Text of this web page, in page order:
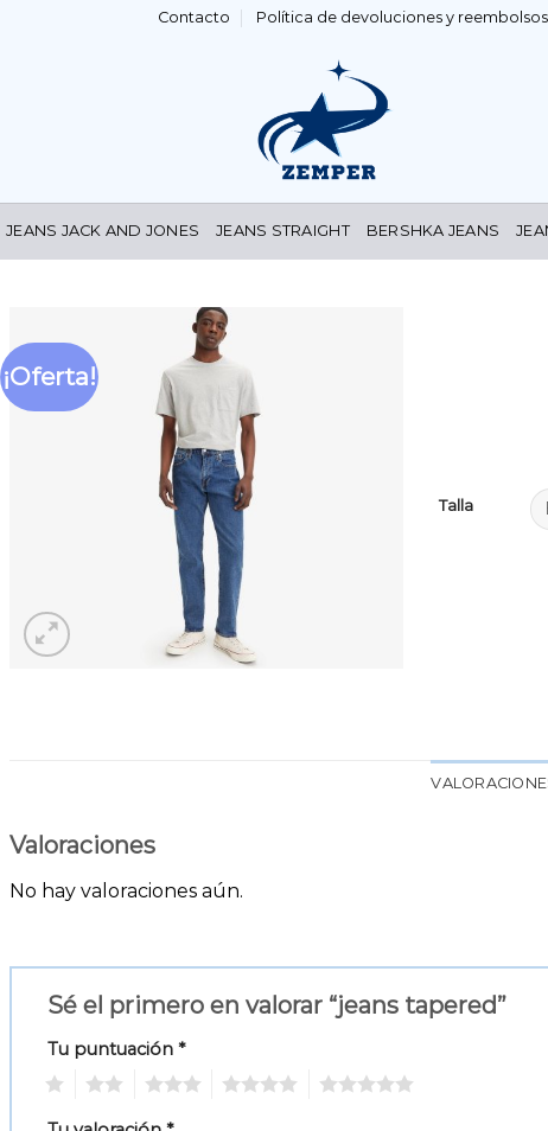
Contacto Política de devoluciones y reembolsos
JEANS JACK AND JONES JEANS STRAIGHT BERSHKA JEANS
¡Oferta!
Talla
Valoraciones
No hay valoraciones aún.
Sé el primero en valorar “jeans tapered”
Tu puntuación *